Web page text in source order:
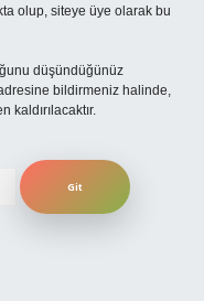
olup, siteye üye olarak bu
düşündüğünüz
bildirmeniz halinde,